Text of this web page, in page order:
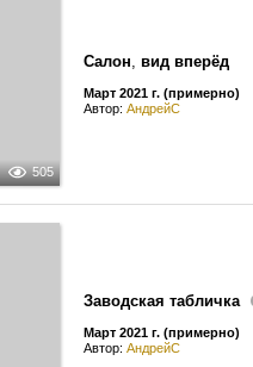
505
Салон, вид вперёд
Март 2021 г. (примерно)
Автор: АндрейС
Заводская табличка
Март 2021 г. (примерно)
Автор: АндрейС